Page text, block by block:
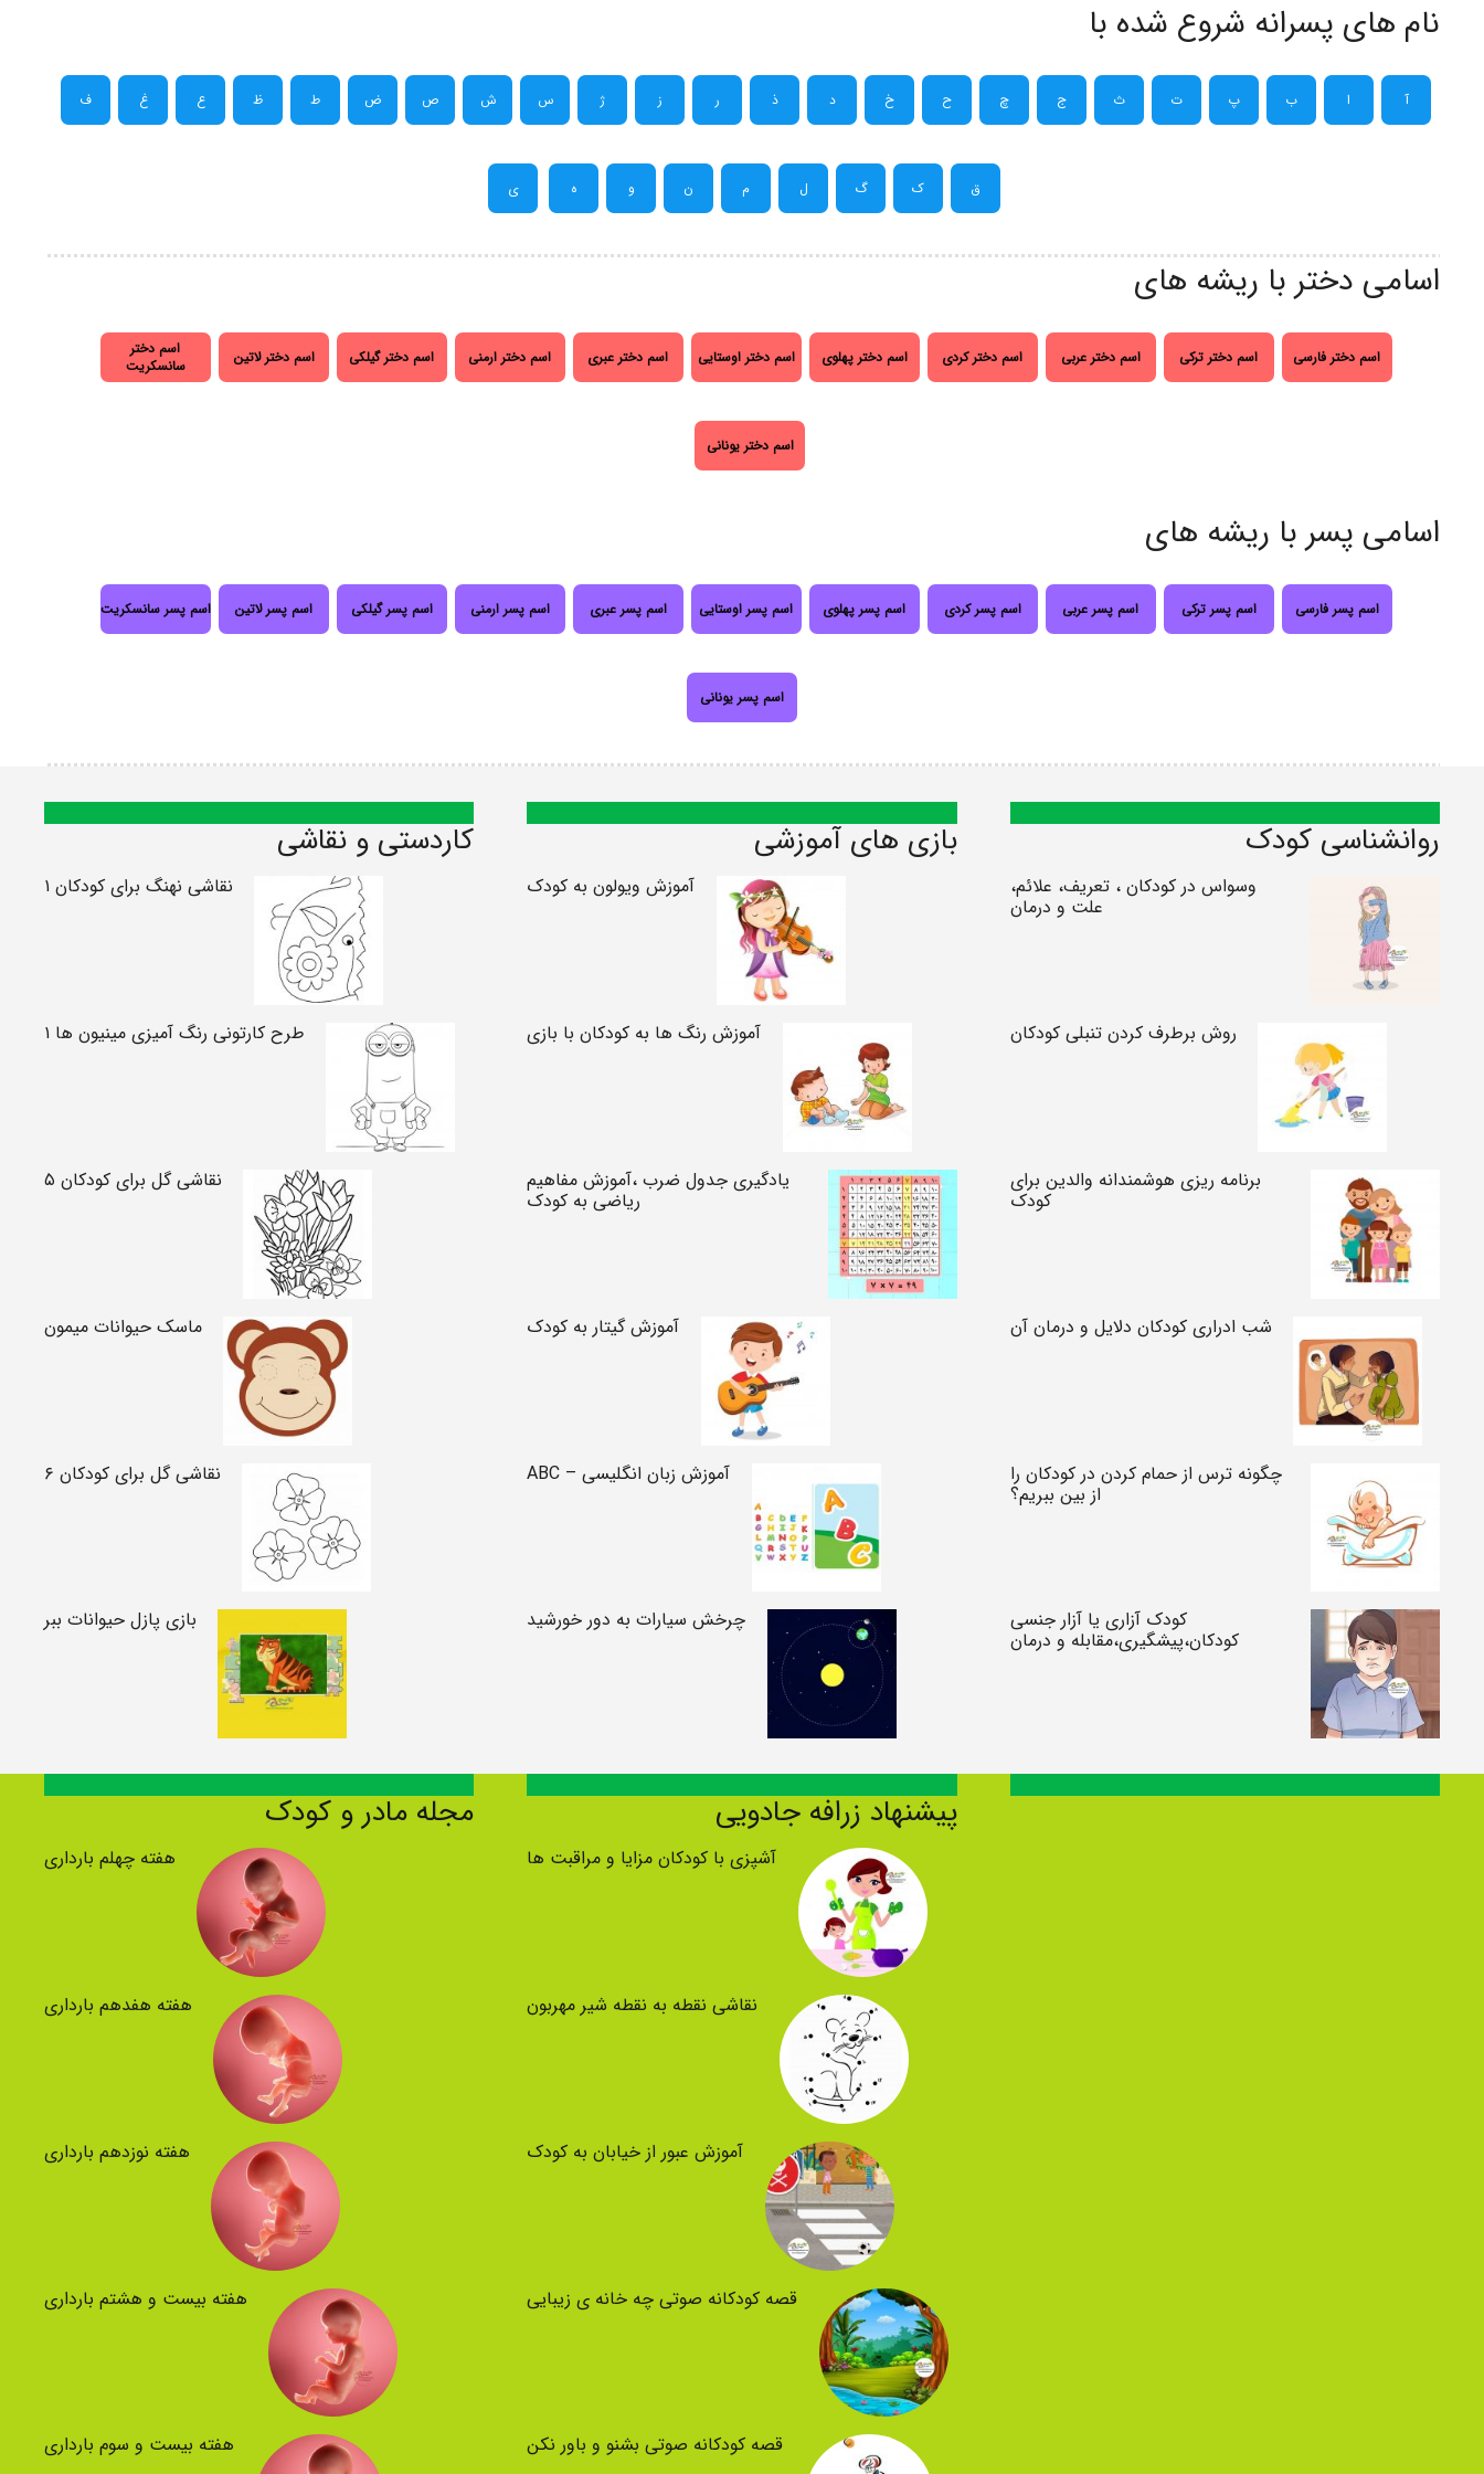
نام های پسرانه شروع شده با
آ ا ب پ ت ث ج چ ح خ د ذ ر ز ژ س ش ص ض ط ظ ع غ ف
ق ک گ ل م ن و ه ی
اسامی دختر با ریشه های
اسم دختر فارسی اسم دختر ترکی اسم دختر عربی اسم دختر کردی اسم دختر پهلوی اسم دختر اوستایی اسم دختر عبری اسم دختر ارمنی اسم دختر گیلکی اسم دختر لاتین
اسم دختر
سانسکریت
اسم دختر یونانی
اسامی پسر با ریشه های
اسم پسر فارسی اسم پسر ترکی اسم پسر عربی اسم پسر کردی اسم پسر پهلوی اسم پسر اوستایی اسم پسر عبری اسم پسر ارمنی اسم پسر گیلکی اسم پسر لاتین اسم پسر سانسکریت
اسم پسر یونانی
روانشناسی کودک
وسواس در کودکان ، تعریف، علائم،
علت و درمان
روش برطرف کردن تنبلی کودکان
برنامه ریزی هوشمندانه والدین برای
کودک
شب ادراری کودکان دلایل و درمان آن
چگونه ترس از حمام کردن در کودکان را
از بین ببریم؟
کودک آزاری یا آزار جنسی
کودکان،پیشگیری،مقابله و درمان
بازی های آموزشی
آموزش ویولون به کودک
آموزش رنگ ها به کودکان با بازی
یادگیری جدول ضرب ،آموزش مفاهیم
ریاضی به کودک
آموزش گیتار به کودک
آموزش زبان انگلیسی – ABC
چرخش سیارات به دور خورشید
کاردستی و نقاشی
نقاشی نهنگ برای کودکان ۱
طرح کارتونی رنگ آمیزی مینیون ها ۱
نقاشی گل برای کودکان ۵
ماسک حیوانات میمون
نقاشی گل برای کودکان ۶
بازی پازل حیوانات ببر
پیشنهاد زرافه جادویی
آشپزی با کودکان مزایا و مراقبت ها
نقاشی نقطه به نقطه شیر مهربون
آموزش عبور از خیابان به کودک
قصه کودکانه صوتی چه خانه ی زیبایی
قصه کودکانه صوتی بشنو و باور نکن
مجله مادر و کودک
هفته چهلم بارداری
هفته هفدهم بارداری
هفته نوزدهم بارداری
هفته بیست و هشتم بارداری
هفته بیست و سوم بارداری